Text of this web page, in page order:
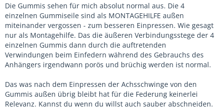
Die Gummis sehen für mich absolut normal aus. Die 4
einzelnen Gummiseile sind als MONTAGEHILFE außen
miteinander vergossen - zum besseren Einpressen. Wie gesagt
nur als Montagehilfe. Das die äußeren Verbindungsstege der 4
einzelnen Gummis dann durch die auftretenden
Verwindungen beim Einfedern während des Gebrauchs des
Anhängers irgendwann porös und brüchig werden ist normal.
Das was nach dem Einpressen der Achsschwinge von den
Gummis außen übrig bleibt hat für die Federung keinerlei
Relevanz. Kannst du wenn du willst auch sauber abschneiden.